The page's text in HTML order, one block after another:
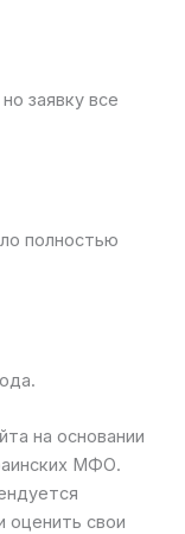
заявку все
полностью
на основании
МФО.
оценить свои